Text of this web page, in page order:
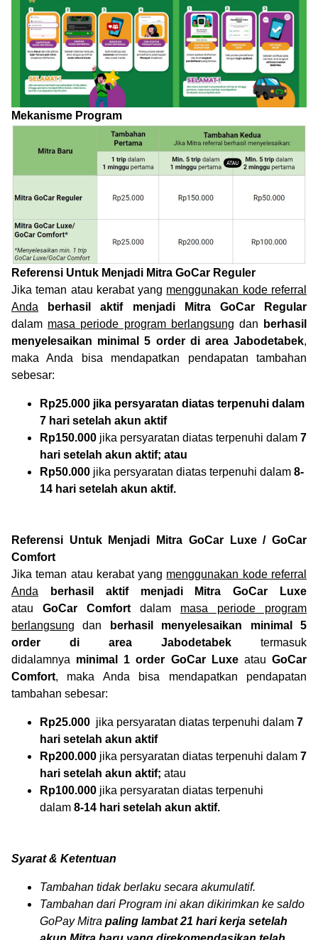
Mekanisme Program
Referensi Untuk Menjadi Mitra GoCar Reguler
Jika teman atau kerabat yang menggunakan kode referral
Anda
berhasil aktif menjadi Mitra GoCar Regular
dalam masa periode program berlangsung dan
berhasil
menyelesaikan minimal 5 order di area Jabodetabek,
maka Anda bisa mendapatkan pendapatan tambahan
sebesar:
Rp25.000 jika persyaratan diatas terpenuhi dalam
7 hari setelah akun aktif
Rp150.000 jika persyaratan diatas terpenuhi dalam 7
hari setelah akun aktif; atau
Rp50.000 jika persyaratan diatas terpenuhi dalam 8-
14 hari setelah akun aktif.
Referensi Untuk Menjadi Mitra GoCar Luxe / GoCar
Comfort
Jika teman atau kerabat yang menggunakan kode referral
Anda
berhasil aktif menjadi Mitra GoCar Luxe
atau GoCar Comfort dalam masa periode program
berlangsung dan
berhasil menyelesaikan minimal 5
order di area Jabodetabek termasuk
didalamnya minimal 1 order GoCar Luxe atauGoCar
Comfort, maka Anda bisa mendapatkan pendapatan
tambahan sebesar:
Rp25.000 jika persyaratan diatas terpenuhi dalam 7
hari setelah akun aktif
Rp200.000 jika persyaratan diatas terpenuhi dalam 7
hari setelah akun aktif; atau
Rp100.000 jika persyaratan diatas terpenuhi
dalam 8-14 hari setelah akun aktif.
Syarat & Ketentuan
Tambahan tidak berlaku secara akumulatif.
Tambahan dari Program ini akan dikirimkan ke saldo
GoPay Mitra paling lambat 21 hari kerja setelah